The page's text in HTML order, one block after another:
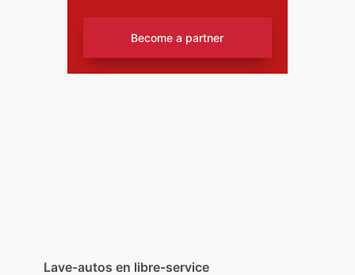
Become a partner
Lave-autos en libre-service